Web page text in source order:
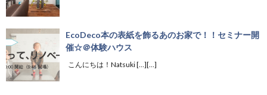
EcoDeco本の表紙を飾るあのお家で！！セミナー開
催☆＠体験ハウス
こんにちは！Natsuki […][…]